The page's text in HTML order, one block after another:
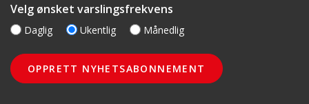
Velg ønsket varslingsfrekvens
Daglig Ukentlig Månedlig